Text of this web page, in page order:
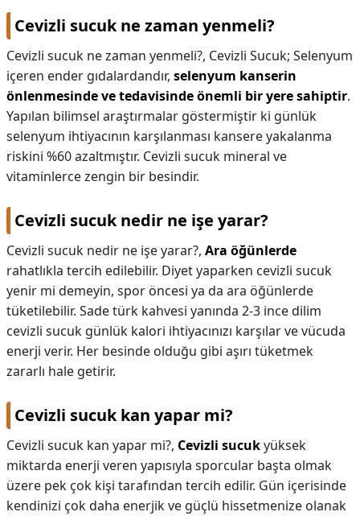
Cevizli sucuk ne zaman yenmeli?
Cevizli sucuk ne zaman yenmeli?, Cevizli Sucuk; Selenyum
içeren ender gıdalardandır, selenyum kanserin
önlenmesinde ve tedavisinde önemli bir yere sahiptir.
Yapılan bilimsel araştırmalar göstermiştir ki günlük
selenyum ihtiyacının karşılanması kansere yakalanma
riskini %60 azaltmıştır. Cevizli sucuk mineral ve
vitaminlerce zengin bir besindir.
Cevizli sucuk nedir ne işe yarar?
Cevizli sucuk nedir ne işe yarar?, Ara öğünlerde
rahatlıkla tercih edilebilir. Diyet yaparken cevizli sucuk
yenir mi demeyin, spor öncesi ya da ara öğünlerde
tüketilebilir. Sade türk kahvesi yanında 2-3 ince dilim
cevizli sucuk günlük kalori ihtiyacınızı karşılar ve vücuda
enerji verir. Her besinde olduğu gibi aşırı tüketmek
zararlı hale getirir.
Cevizli sucuk kan yapar mi?
Cevizli sucuk kan yapar mi?, Cevizli sucukyüksek
miktarda enerji veren yapısıyla sporcular başta olmak
üzere pek çok kişi tarafından tercih edilir. Gün içerisinde
kendinizi çok daha enerjik ve güçlü hissetmenize olanak